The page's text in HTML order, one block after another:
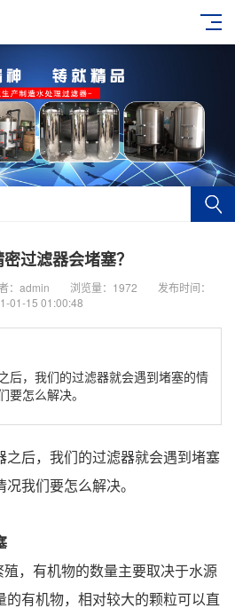
过滤器会堵塞？
：admin 浏览量：1972
发布时间：
01-15 01:00:48
后，我们的过滤器就会遇到堵塞的情
怎么解决。
之后，我们的过滤器就会遇到堵塞
我们要怎么解决。
，有机物的数量主要取决于水源
的有机物，相对较大的颗粒可以直